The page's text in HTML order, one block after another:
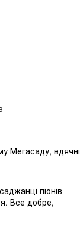
Мегасаду, вдячні
піонів -
Все добре,